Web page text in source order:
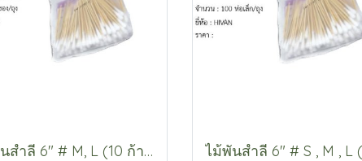
ไม้พันสำลี 6" # M, L (10 ก้าน)